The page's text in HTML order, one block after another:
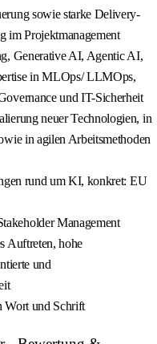
sowie starke Delivery-
im Projektmanagement
Generative AI, Agentic AI,
in MLOps/ LLMOps,
und IT-Sicherheit
neuer Technologien, in
in agilen Arbeitsmethoden
rund um KI, konkret: EU
Management
Auftreten, hohe
und
Wort und Schrift